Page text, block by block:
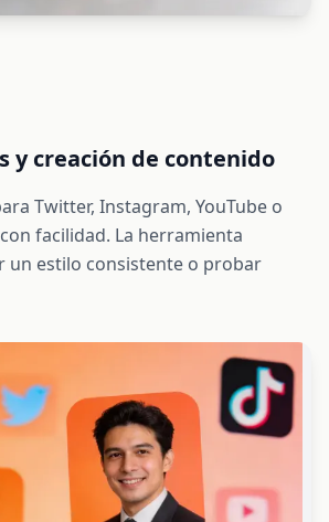
y creación de contenido
Twitter, Instagram, YouTube o
facilidad. La herramienta
un estilo consistente o probar